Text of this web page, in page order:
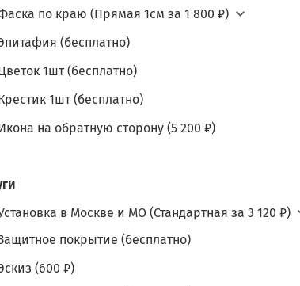
по краю (Прямая 1см за 1 800 ₽)
(бесплатно)
1шт (бесплатно)
1шт (бесплатно)
на обратную сторону (5 200 ₽)
в Москве и МО (Стандартная за 3 120 ₽)
покрытие (бесплатно)
(600 ₽)